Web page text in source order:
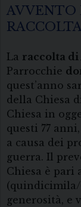
AVVENTO
La raccolta di
Parrocchie
quest’anno
della Chiesa
Chiesa in
questi 77
a causa dei
guerra. Il
Chiesa è pari
(quindicimila/
generosità, e